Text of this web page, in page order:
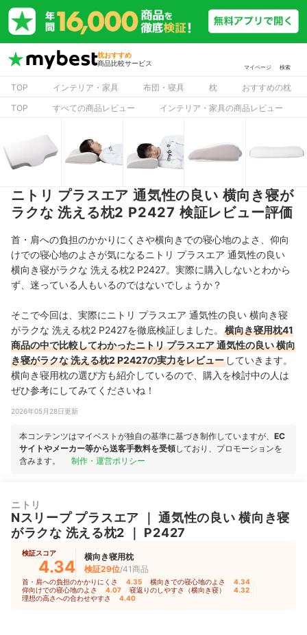
枕おすすめ
商品比較サービス
マイページ 検索
TOP インテリア・家具 布団・寝具 枕
おすすめの枕
TOP
すべての商品レビュー インテリア・家具の商品レビュー
ニトリ プラスエア 通気性の良い 横向き寝が
ラクな 洗える枕2 P2427 検証レビュー評価
首・肩への負担のかかりにくさや横向きでの寝心地のよさ、仰向
けでの寝心地のよさが気になるニトリ プラスエア 通気性の良い
横向き寝がラクな 洗える枕2 P2427。実際に購入しないとわから
ず、迷っている人もいるのではないでしょうか？
そこで今回は、実際にニトリ プラスエア 通気性の良い 横向き寝
がラクな 洗える枕2 P2427を徹底検証しました。
横向き寝用枕41
商品の中で比較してわかったニトリ プラスエア 通気性の良い 横向
き寝がラクな 洗える枕2 P2427の実力をレビュー していきます。
横向き寝用枕の選び方も紹介しているので、購入を検討中の人は
ぜひ参考にしてみてくださいね！
2026年05月28日更新
本コンテンツはマイベストが独自の基準に基づき制作していますが、 EC
サイトやメーカー等から送客手数料を受領しており、プロモーションを
含みます。
制作・運営ポリシー
ニトリ
Nスリープ プラスエア ｜通気性の良い 横向き寝
がラクな 洗える枕2
P2427
検証スコア
4.34
横向き寝用枕
検証29位/41商品
首・肩への負担のかかりにくさ 4.35 横向きでの寝心地のよさ 4.34
仰向けでの寝心地のよさ 4.07 寝返りのしやすさ（横向き寝） 4.32
理想の高さへの合わせやすさ 4.40